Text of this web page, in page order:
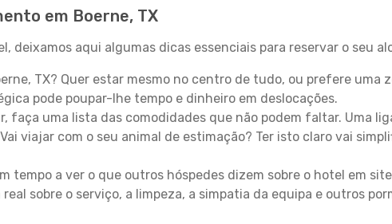
em Boerne, TX
deixamos aqui algumas dicas essenciais para reservar o seu
TX? Quer estar mesmo no centro de tudo, ou prefere uma
pode poupar-lhe tempo e dinheiro em deslocações.
faça uma lista das comodidades que não podem faltar. Uma
viajar com o seu animal de estimação? Ter isto claro vai
tempo a ver o que outros hóspedes dizem sobre o hotel em
sobre o serviço, a limpeza, a simpatia da equipa e outros